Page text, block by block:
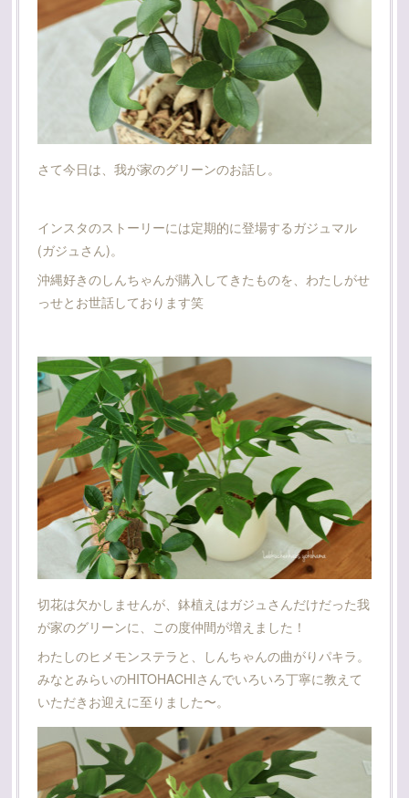
さて今日は、我が家のグリーンのお話し。
インスタのストーリーには定期的に登場するガジュマル
(ガジュさん)。
沖縄好きのしんちゃんが購入してきたものを、わたしがせ
っせとお世話しております笑
切花は欠かしませんが、鉢植えはガジュさんだけだった我
が家のグリーンに、この度仲間が増えました！
わたしのヒメモンステラと、しんちゃんの曲がりパキラ。
みなとみらいのHITOHACHIさんでいろいろ丁寧に教えて
いただきお迎えに至りました〜。